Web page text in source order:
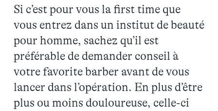
Si c’est pour vous la first time que
vous entrez dans un institut de beauté
pour homme, sachez qu’il est
préférable de demander conseil à
votre favorite barber avant de vous
lancer dans l’opération. En plus d’être
plus ou moins douloureuse, celle-ci